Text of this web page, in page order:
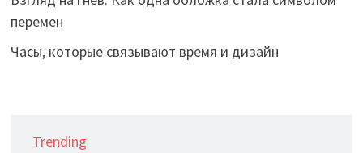
перемен
Часы, которые связывают время и дизайн
Trending